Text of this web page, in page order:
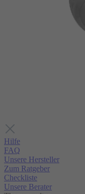
Hilfe
FAQ
Unsere Hersteller
Zum Ratgeber
Checkliste
Unsere Berater